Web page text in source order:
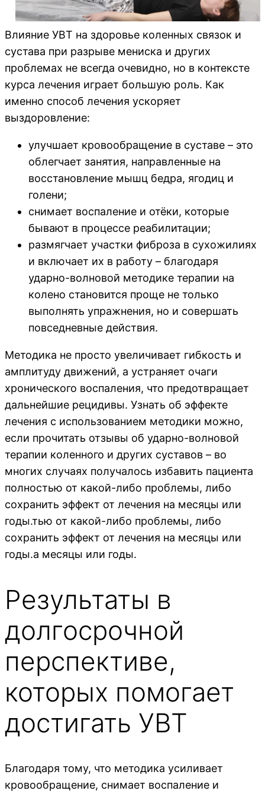
Влияние УВТ на здоровье коленных связок и
сустава при разрыве мениска и других
проблемах не всегда очевидно, но в контексте
курса лечения играет большую роль. Как
именно способ лечения ускоряет
выздоровление:
улучшает кровообращение в суставе – это
облегчает занятия, направленные на
восстановление мышц бедра, ягодиц и
голени;
снимает воспаление и отёки, которые
бывают в процессе реабилитации;
размягчает участки фиброза в сухожилиях
и включает их в работу – благодаря
ударно-волновой методике терапии на
колено становится проще не только
выполнять упражнения, но и совершать
повседневные действия.
Методика не просто увеличивает гибкость и
амплитуду движений, а устраняет очаги
хронического воспаления, что предотвращает
дальнейшие рецидивы. Узнать об эффекте
лечения с использованием методики можно,
если прочитать отзывы об ударно-волновой
терапии коленного и других суставов – во
многих случаях получалось избавить пациента
полностью от какой-либо проблемы, либо
сохранить эффект от лечения на месяцы или
годы.тью от какой-либо проблемы, либо
сохранить эффект от лечения на месяцы или
годы.а месяцы или годы.
Результаты в
долгосрочной
перспективе,
которых помогает
достигать УВТ
Благодаря тому, что методика усиливает
кровообращение, снимает воспаление и